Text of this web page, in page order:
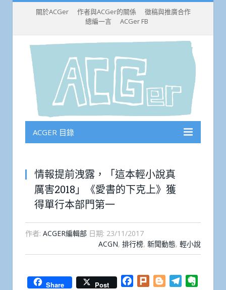
關於ACGer 作者與ACGer的關係
徵稿與推廣合作
總編一言
ACGer FB
ACGER 目錄
情報提前洩露，「這本輕小說真
厲害2018」《愛書的下克上》獲
得單行本部門第一
作者: ACGER編輯部 日期: 23/11/2017
ACGN, 排行榜, 新聞動態, 輕小說
Share Post Facebook
Plurk BloggerTelegram